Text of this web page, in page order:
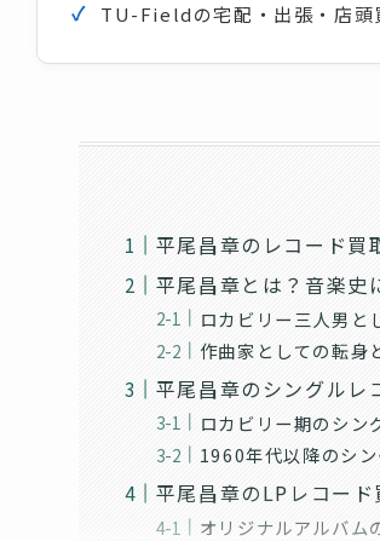
TU-Fieldの宅配・出張・店頭
平尾昌章のレコード買
平尾昌章とは？音楽史
ロカビリー三人男と
作曲家としての転身
平尾昌章のシングルレ
ロカビリー期のシン
1960年代以降のシ
平尾昌章のLPレコー
オリジナルアルバム